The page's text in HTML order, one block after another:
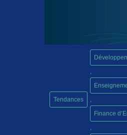
Tendances
,
,
Finance
,